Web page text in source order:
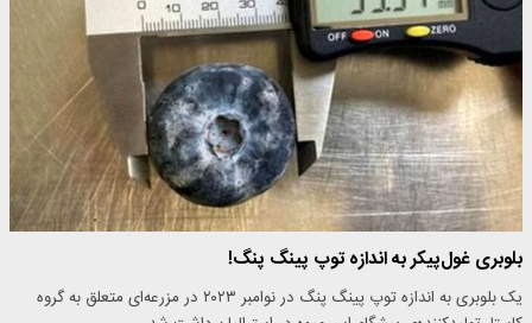
بلوبری غول‌پیکر به اندازه توپ پینگ پنگ!
یک بلوبری به اندازه توپ پینگ پنگ در نوامبر ۲۰۲۳ در مزرعه‌ای متعلق به گروه